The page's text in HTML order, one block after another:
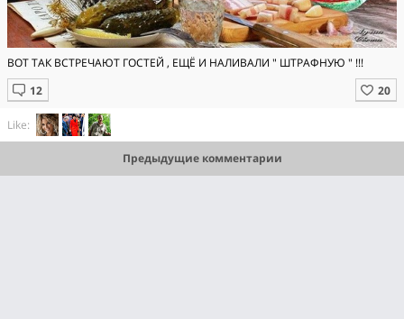
ВОТ ТАК ВСТРЕЧАЮТ ГОСТЕЙ , ЕЩЁ И НАЛИВАЛИ " ШТРАФНУЮ " !!!
Like:
Предыдущие комментарии